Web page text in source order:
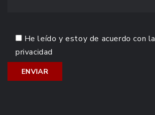
He leído y estoy de acuerdo con la
privacidad